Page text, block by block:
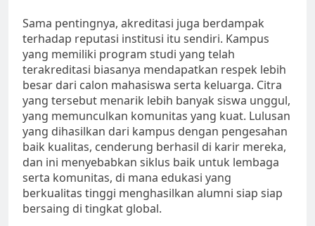
Sama pentingnya, akreditasi juga berdampak
terhadap reputasi institusi itu sendiri. Kampus
yang memiliki program studi yang telah
terakreditasi biasanya mendapatkan respek lebih
besar dari calon mahasiswa serta keluarga. Citra
yang tersebut menarik lebih banyak siswa unggul,
yang memunculkan komunitas yang kuat. Lulusan
yang dihasilkan dari kampus dengan pengesahan
baik kualitas, cenderung berhasil di karir mereka,
dan ini menyebabkan siklus baik untuk lembaga
serta komunitas, di mana edukasi yang
berkualitas tinggi menghasilkan alumni siap siap
bersaing di tingkat global.